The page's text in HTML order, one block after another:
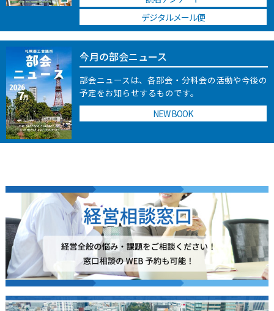
デジタルメール便
今月の部会ニュース
部会ニュースは、各部会・分科会の活動や今後の
予定をお知らせするものです。
NEW BOOK